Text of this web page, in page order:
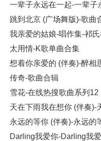
一辈子永远在一起-一辈子
跳到北京 (广场舞版)-歌曲
我亲爱的姑娘-唱作集-祁氏
太用情-K歌单曲合集
想着你亲爱的 (伴奏)-醉相
传奇-歌曲合辑
雪花-在线热搜歌曲系列12
天在下雨我在想你 (伴奏)-
永远的等你 (伴奏)-永远的
Darling我爱你-Darling我